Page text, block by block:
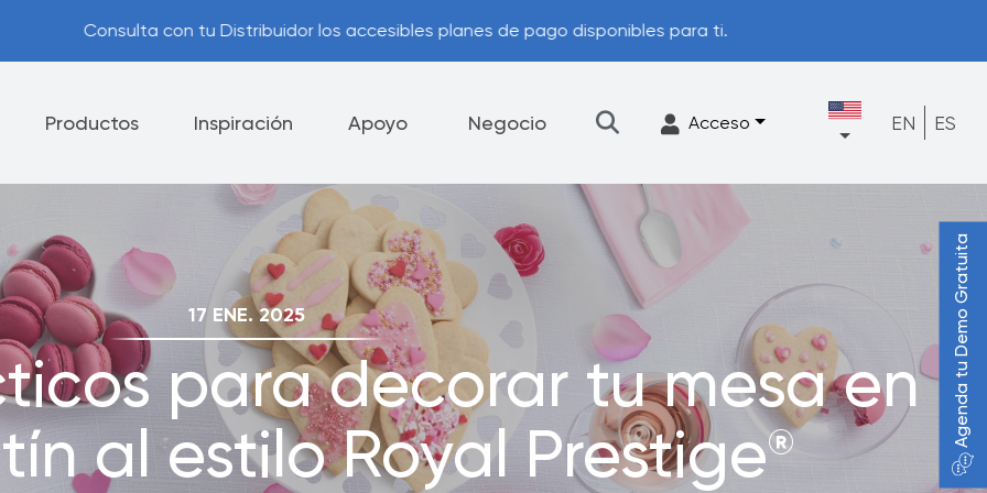
con tu Distribuidor los accesibles planes de pago disponibles para ti.
Productos
Cuchillos Vajilla Filtración
Inspiración Apoyo
Royal Prestige®
de Devolución
Consejos Útiles
Opciones de Pago
FrescaFlow Apoyo
Programa de actualización
Negocio Acceso EN ES
17 ENE. 2025
para decorar tu mesa en
al estilo Royal Prestige® Agenda tu Demo Gratuita